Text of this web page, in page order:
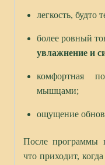
легкость, будто
более ровный
увлажнение и
комфортная
мышцами;
ощущение
После программы
что приходит,